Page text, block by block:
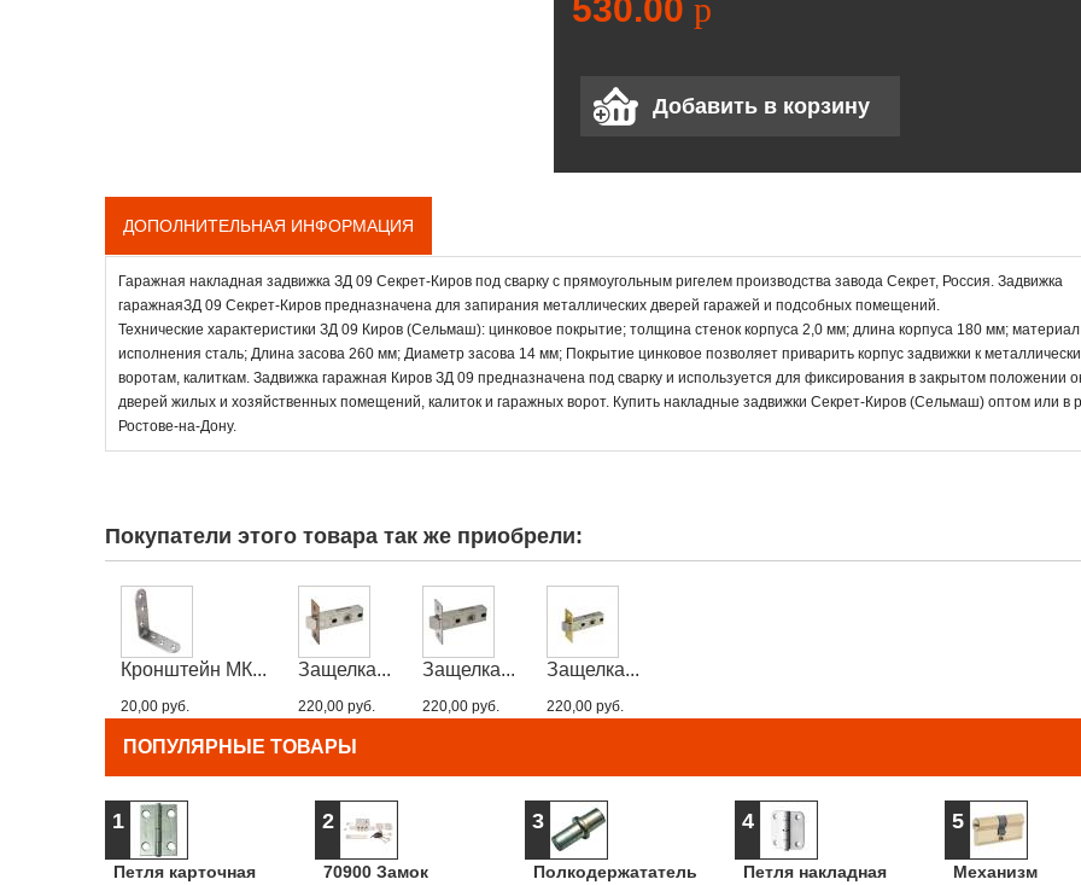
530.00 p
ДОПОЛНИТЕЛЬНАЯ ИНФОРМАЦИЯ
Гаражная накладная задвижка ЗД 09 Секрет-Киров под сварку с прямоугольным ригелем производства завода Секрет, Россия. Задвижка
гаражнаяЗД 09 Секрет-Киров предназначена для запирания металлических дверей гаражей и подсобных помещений.
Технические характеристики ЗД 09 Киров (Сельмаш): цинковое покрытие; толщина стенок корпуса 2,0 мм; длина корпуса 180 мм; материал
исполнения сталь; Длина засова 260 мм; Диаметр засова 14 мм; Покрытие цинковое позволяет приварить корпус задвижки к
воротам, калиткам. Задвижка гаражная Киров ЗД 09 предназначена под сварку и используется для фиксирования в закрытом положении
дверей жилых и хозяйственных помещений, калиток и гаражных ворот. Купить накладные задвижки Секрет-Киров (Сельмаш) оптом или в
Ростове-на-Дону.
Покупатели этого товара так же приобрели:
Кронштейн МК...
20,00 руб.
Защелка...
220,00 руб.
Защелка...
220,00 руб.
Защелка...
220,00 руб.
ПОПУЛЯРНЫЕ ТОВАРЫ
1
Петля карточная
2
70900 Замок
3
Полкодержататель
4
Петля накладная
5
Механизм